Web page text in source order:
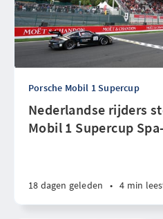
Porsche Mobil 1 Supercup
Nederlandse rijders
Mobil 1 Supercup
18 dagen geleden • 4 min